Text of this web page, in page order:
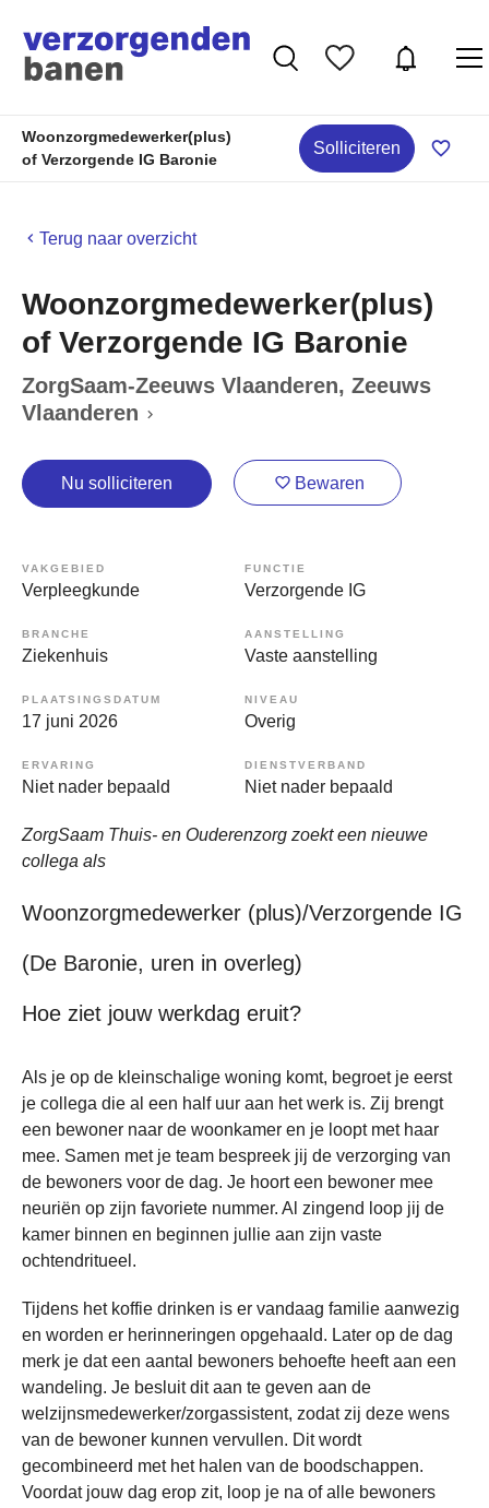
Woonzorgmedewerker(plus)
of Verzorgende IG Baronie
Solliciteren
Terug naar overzicht
Woonzorgmedewerker(plus)
of Verzorgende IG Baronie
ZorgSaam-Zeeuws Vlaanderen, Zeeuws
Vlaanderen
Nu solliciteren Bewaren
VAKGEBIED
Verpleegkunde
FUNCTIE
Verzorgende IG
BRANCHE
Ziekenhuis
AANSTELLING
Vaste aanstelling
PLAATSINGSDATUM
17 juni 2026
NIVEAU
Overig
ERVARING
Niet nader bepaald
DIENSTVERBAND
Niet nader bepaald
ZorgSaam Thuis- en Ouderenzorg zoekt een nieuwe
collega als
Woonzorgmedewerker (plus)/Verzorgende IG
(De Baronie, uren in overleg)
Hoe ziet jouw werkdag eruit?
Als je op de kleinschalige woning komt, begroet je eerst
je collega die al een half uur aan het werk is. Zij brengt
een bewoner naar de woonkamer en je loopt met haar
mee. Samen met je team bespreek jij de verzorging van
de bewoners voor de dag. Je hoort een bewoner mee
neuriën op zijn favoriete nummer. Al zingend loop jij de
kamer binnen en beginnen jullie aan zijn vaste
ochtendritueel.
Tijdens het koffie drinken is er vandaag familie aanwezig
en worden er herinneringen opgehaald. Later op de dag
merk je dat een aantal bewoners behoefte heeft aan een
wandeling. Je besluit dit aan te geven aan de
welzijnsmedewerker/zorgassistent, zodat zij deze wens
van de bewoner kunnen vervullen. Dit wordt
gecombineerd met het halen van de boodschappen.
Voordat jouw dag erop zit, loop je na of alle bewoners